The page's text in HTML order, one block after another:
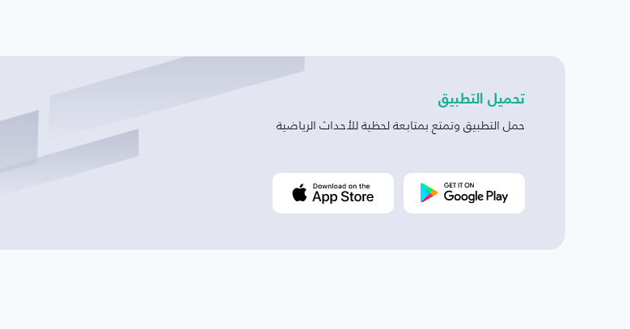
تحميل التطبيق
حمل التطبيق وتمتع بمتابعة لحظية للأحداث الرياضية